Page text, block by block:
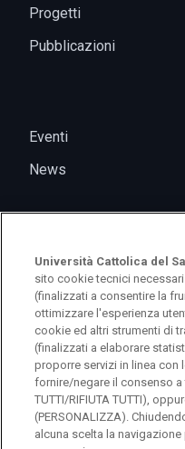
Progetti
Pubblicazioni
Eventi
News
logo UC
© Università Cattolica
Gemelli 1, 20123
Università Cattolica del
sito cookie tecnici
(finalizzati a consentire la
ottimizzare l'esperienza
cookie ed altri strumenti di
(finalizzati a elaborare
proporre servizi in linea con
fornire/negare il consenso a
TUTTI/RIFIUTA TUTTI),
(PERSONALIZZA).
alcuna scelta la